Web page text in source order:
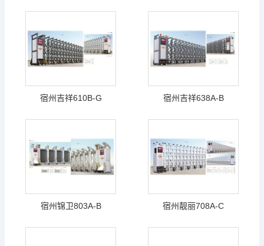
宿州吉祥610B-G 宿州吉祥638A-B
宿州锦卫803A-B 宿州靓丽708A-C